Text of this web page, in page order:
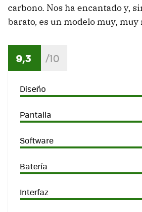
carbono. Nos ha encantado y,
barato, es un modelo muy,
9,3
Diseño
Pantalla
Software
Batería
Interfaz